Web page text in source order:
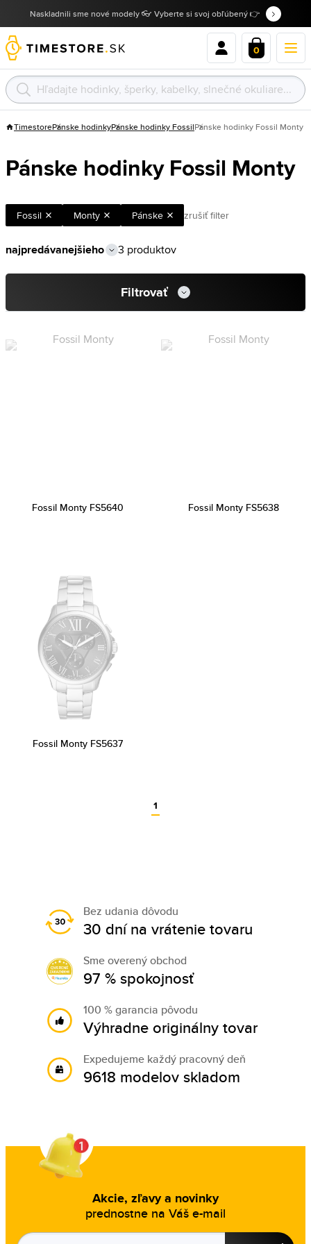
Naskladnili sme nové modely 👓 Vyberte si svoj obľúbený 👉
0
TimestorePánske hodinkyPánske hodinky FossilPánske hodinky Fossil Monty
Pánske hodinky Fossil Monty
Fossil Monty Pánske zrušiť filter
3 produktov
Filtrovať
Fossil Monty FS5640 Fossil Monty FS5638
Fossil Monty FS5637
1
Bez udania dôvodu
30 dní na vrátenie tovaru
Sme overený obchod
97 % spokojnosť
100 % garancia pôvodu
Výhradne originálny tovar
Expedujeme každý pracovný deň
9618 modelov skladom
Akcie, zľavy a novinky
prednostne na Váš e-mail